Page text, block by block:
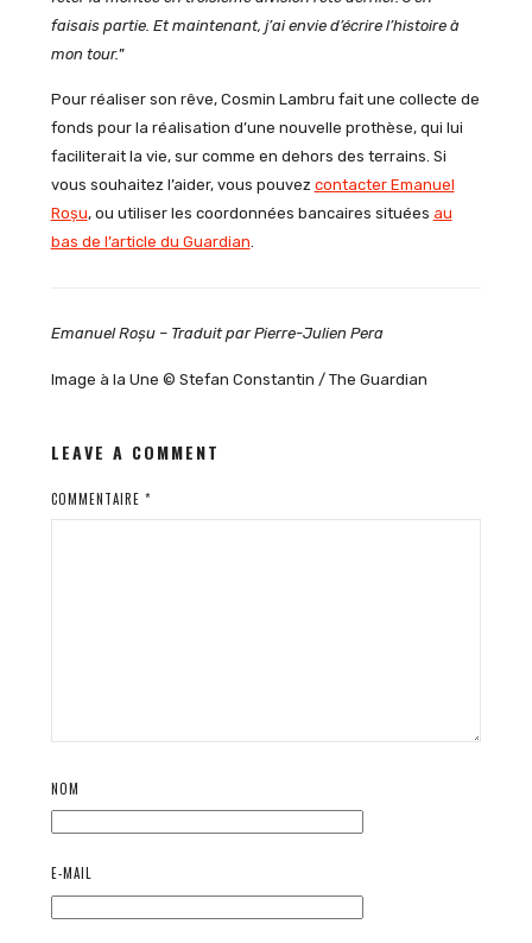
faisais partie. Et maintenant, j’ai envie d’écrire l’histoire à
mon tour.”
Pour réaliser son rêve, Cosmin Lambru fait une collecte de
fonds pour la réalisation d’une nouvelle prothèse, qui lui
faciliterait la vie, sur comme en dehors des terrains. Si
vous souhaitez l’aider, vous pouvez contacter Emanuel
Roșu, ou utiliser les coordonnées bancaires situées au
bas de l’article du Guardian.
Emanuel Roșu – Traduit par Pierre-Julien Pera
Image à la Une © Stefan Constantin / The Guardian
LEAVE A COMMENT
COMMENTAIRE *
NOM
E-MAIL